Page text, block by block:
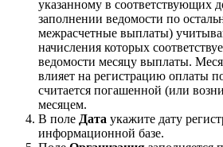
указанному в соответствующих
заполнении ведомости по
межрасчетные выплаты)
начисления которых
ведомости месяцу выплаты.
влияет на регистрацию оплаты
считается погашенной (или
месяцем.
В поле Дата укажите дату
информационной базе.